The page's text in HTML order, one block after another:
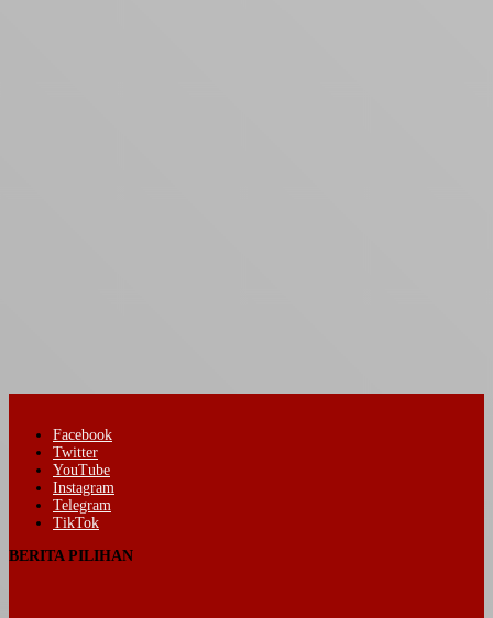
Facebook
Twitter
YouTube
Instagram
Telegram
TikTok
BERITA PILIHAN